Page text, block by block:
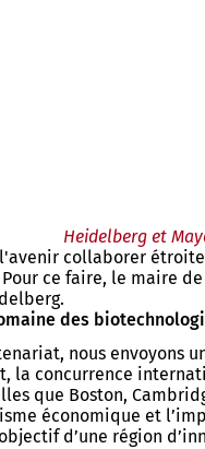
Heidelberg et
collaborer
ce faire, le maire
des
nous
la concurrence
que Boston,
économique et
d’une région